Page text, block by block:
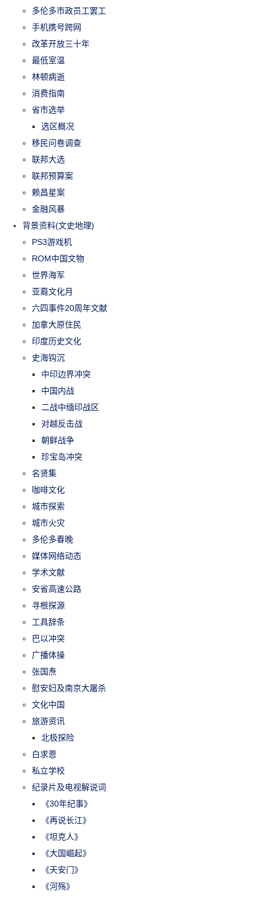
多伦多市政员工罢工
手机携号跨网
改革开放三十年
最低室温
林顿病逝
消费指南
省市选举
选区概况
移民问卷调查
联邦大选
联邦预算案
赖昌星案
金融风暴
背景资料(文史地理)
PS3游戏机
ROM中国文物
世界海军
亚裔文化月
六四事件20周年文献
加拿大原住民
印度历史文化
史海钩沉
中印边界冲突
中国内战
二战中缅印战区
对越反击战
朝鲜战争
珍宝岛冲突
名贤集
咖啡文化
城市探索
城市火灾
多伦多春晚
媒体网络动态
学术文献
安省高速公路
寻根探源
工具辞条
巴以冲突
广播体操
张国焘
慰安妇及南京大屠杀
文化中国
旅游资讯
北极探险
白求恩
私立学校
纪录片及电视解说词
《30年纪事》
《再说长江》
《坦克人》
《大国崛起》
《天安门》
《河殇》